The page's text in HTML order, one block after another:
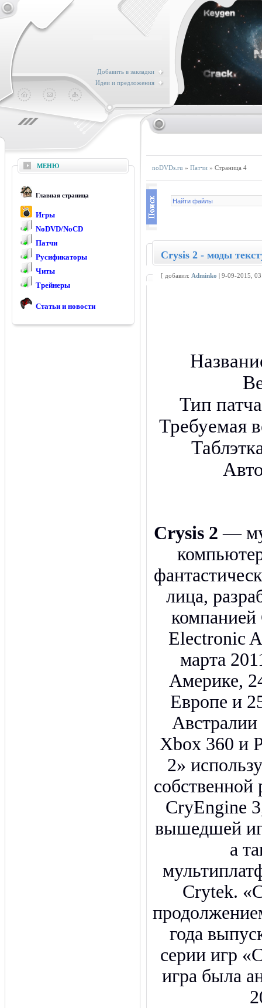
Добавить в закладки
Идеи и предложения
МЕНЮ
Главная страница
Игры
NoDVD/NoCD
Патчи
Русификаторы
Читы
Трейнеры
Статьи и новости
noDVDs.ru » Патчи » Страница 4
Crysis 2 - моды
[ добавил: Adminko | 9-09-2015,
Тип
Требуемая
Crysis 2 —
лица,
Electronic
марта
Америке,
Европе и
Xbox 360 и
2»
CryEngine
вышедшей
а
Crytek.
года
серии игр
игра была